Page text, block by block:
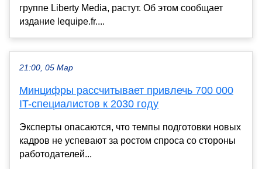
группе Liberty Media, растут. Об этом сообщает
издание lequipe.fr....
21:00, 05 Мар
Минцифры рассчитывает привлечь 700 000
IT-специалистов к 2030 году
Эксперты опасаются, что темпы подготовки новых
кадров не успевают за ростом спроса со стороны
работодателей...